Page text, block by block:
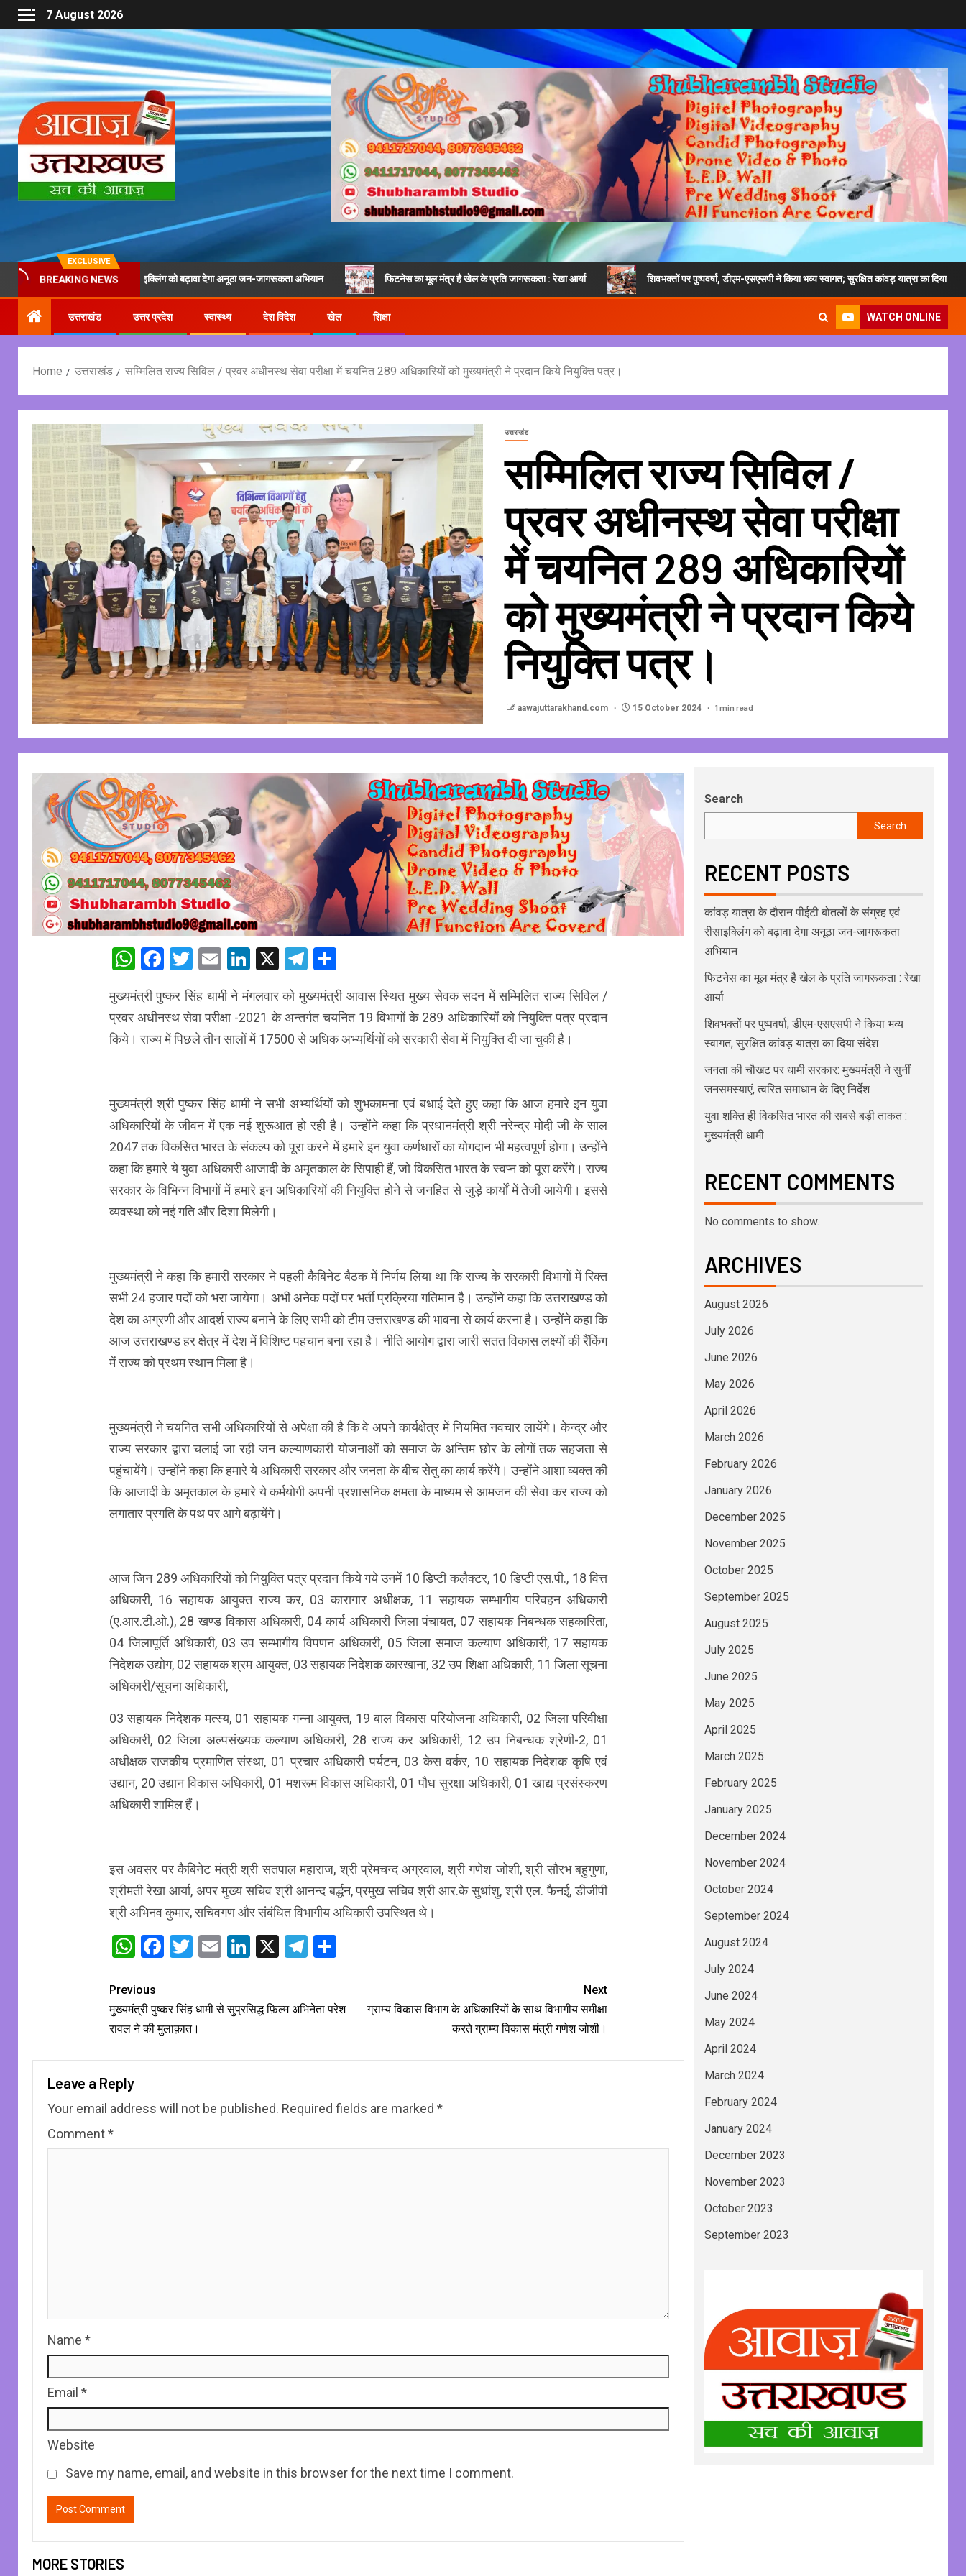
7 August 2026
EXCLUSIVE
BREAKING NEWS
बोतलों के संग्रह एवं रीसाइक्लिंग को बढ़ावा देगा अनूठा जन-जागरूकता अभियान फिटनेस का मूल मंत्र है खेल के प्रति जागरूकता : रेखा आर्या शिवभक्तों पर पुष्पवर्षा, डीएम-एसएसपी ने किया भव्य स्वागत; सुरक्षित कांवड़ यात्रा का दिया संदेश
उत्तराखंड उत्तर प्रदेश स्वास्थ्य देश विदेश खेल शिक्षा WATCH ONLINE
Home उत्तराखंड सम्मिलित राज्य सिविल / प्रवर अधीनस्थ सेवा परीक्षा में चयनित 289 अधिकारियों को मुख्यमंत्री ने प्रदान किये नियुक्ति पत्र।
उत्तराखंड
सम्मिलित राज्य सिविल /
प्रवर अधीनस्थ सेवा परीक्षा
में चयनित 289 अधिकारियों
को मुख्यमंत्री ने प्रदान किये
नियुक्ति पत्र।
aawajuttarakhand.com 15 October 2024 1 min read
WhatsApp
Facebook
Twitter
EmailLinkedIn
X Telegram
Share
मुख्यमंत्री पुष्कर सिंह धामी ने मंगलवार को मुख्यमंत्री आवास स्थित मुख्य सेवक सदन में सम्मिलित राज्य सिविल /
प्रवर अधीनस्थ सेवा परीक्षा -2021 के अन्तर्गत चयनित 19 विभागों के 289 अधिकारियों को नियुक्ति पत्र प्रदान
किये। राज्य में पिछले तीन सालों में 17500 से अधिक अभ्यर्थियों को सरकारी सेवा में नियुक्ति दी जा चुकी है।
मुख्यमंत्री श्री पुष्कर सिंह धामी ने सभी अभ्यर्थियों को शुभकामना एवं बधाई देते हुए कहा कि आज हमारे इन युवा
अधिकारियों के जीवन में एक नई शुरूआत हो रही है। उन्होंने कहा कि प्रधानमंत्री श्री नरेन्द्र मोदी जी के साल
2047 तक विकसित भारत के संकल्प को पूरा करने में हमारे इन युवा कर्णधारों का योगदान भी महत्वपूर्ण होगा। उन्होंने
कहा कि हमारे ये युवा अधिकारी आजादी के अमृतकाल के सिपाही हैं, जो विकसित भारत के स्वप्न को पूरा करेंगे। राज्य
सरकार के विभिन्न विभागों में हमारे इन अधिकारियों की नियुक्ति होने से जनहित से जुड़े कार्यों में तेजी आयेगी। इससे
व्यवस्था को नई गति और दिशा मिलेगी।
मुख्यमंत्री ने कहा कि हमारी सरकार ने पहली कैबिनेट बैठक में निर्णय लिया था कि राज्य के सरकारी विभागों में रिक्त
सभी 24 हजार पदों को भरा जायेगा। अभी अनेक पदों पर भर्ती प्रक्रिया गतिमान है। उन्होंने कहा कि उत्तराखण्ड को
देश का अग्रणी और आदर्श राज्य बनाने के लिए सभी को टीम उत्तराखण्ड की भावना से कार्य करना है। उन्होंने कहा कि
आज उत्तराखण्ड हर क्षेत्र में देश में विशिष्ट पहचान बना रहा है। नीति आयोग द्वारा जारी सतत विकास लक्ष्यों की रैंकिंग
में राज्य को प्रथम स्थान मिला है।
मुख्यमंत्री ने चयनित सभी अधिकारियों से अपेक्षा की है कि वे अपने कार्यक्षेत्र में नियमित नवचार लायेंगे। केन्द्र और
राज्य सरकार द्वारा चलाई जा रही जन कल्याणकारी योजनाओं को समाज के अन्तिम छोर के लोगों तक सहजता से
पहुंचायेंगे। उन्होंने कहा कि हमारे ये अधिकारी सरकार और जनता के बीच सेतु का कार्य करेंगे। उन्होंने आशा व्यक्त की
कि आजादी के अमृतकाल के हमारे ये कर्मयोगी अपनी प्रशासनिक क्षमता के माध्यम से आमजन की सेवा कर राज्य को
लगातार प्रगति के पथ पर आगे बढ़ायेंगे।
आज जिन 289 अधिकारियों को नियुक्ति पत्र प्रदान किये गये उनमेंं 10 डिप्टी कलैक्टर, 10 डिप्टी एस.पी., 18 वित्त
अधिकारी, 16 सहायक आयुक्त राज्य कर, 03 कारागार अधीक्षक, 11 सहायक सम्भागीय परिवहन अधिकारी
(ए.आर.टी.ओ.), 28 खण्ड विकास अधिकारी, 04 कार्य अधिकारी जिला पंचायत, 07 सहायक निबन्धक सहकारिता,
04 जिलापूर्ति अधिकारी, 03 उप सम्भागीय विपणन अधिकारी, 05 जिला समाज कल्याण अधिकारी, 17 सहायक
निदेशक उद्योग, 02 सहायक श्रम आयुक्त, 03 सहायक निदेशक कारखाना, 32 उप शिक्षा अधिकारी, 11 जिला सूचना
अधिकारी/सूचना अधिकारी,
03 सहायक निदेशक मत्स्य, 01 सहायक गन्ना आयुक्त, 19 बाल विकास परियोजना अधिकारी, 02 जिला परिवीक्षा
अधिकारी, 02 जिला अल्पसंख्यक कल्याण अधिकारी, 28 राज्य कर अधिकारी, 12 उप निबन्धक श्रेणी-2, 01
अधीक्षक राजकीय प्रमाणित संस्था, 01 प्रचार अधिकारी पर्यटन, 03 केस वर्कर, 10 सहायक निदेशक कृषि एवं
उद्यान, 20 उद्यान विकास अधिकारी, 01 मशरूम विकास अधिकारी, 01 पौध सुरक्षा अधिकारी, 01 खाद्य प्रसंस्करण
अधिकारी शामिल हैं।
इस अवसर पर कैबिनेट मंत्री श्री सतपाल महाराज, श्री प्रेमचन्द अग्रवाल, श्री गणेश जोशी, श्री सौरभ बहुगुणा,
श्रीमती रेखा आर्या, अपर मुख्य सचिव श्री आनन्द बर्द्धन, प्रमुख सचिव श्री आर.के सुधांशु, श्री एल. फैनई, डीजीपी
श्री अभिनव कुमार, सचिवगण और संबंधित विभागीय अधिकारी उपस्थित थे।
WhatsApp
Facebook
Twitter
EmailLinkedIn
X Telegram
Share
Previous
मुख्यमंत्री पुष्कर सिंह धामी से सुप्रसिद्ध फ़िल्म अभिनेता परेश
रावल ने की मुलाक़ात।
Next
ग्राम्य विकास विभाग के अधिकारियों के साथ विभागीय समीक्षा
करते ग्राम्य विकास मंत्री गणेश जोशी।
Leave a Reply
Your email address will not be published. Required fields are marked *
Comment*
Name *
Email *
Website
Save my name, email, and website in this browser for the next time I comment.
MORE STORIES
Search
Search
RECENT POSTS
कांवड़ यात्रा के दौरान पीईटी बोतलों के संग्रह एवं
रीसाइक्लिंग को बढ़ावा देगा अनूठा जन-जागरूकता
अभियान
फिटनेस का मूल मंत्र है खेल के प्रति जागरूकता : रेखा
आर्या
शिवभक्तों पर पुष्पवर्षा, डीएम-एसएसपी ने किया भव्य
स्वागत; सुरक्षित कांवड़ यात्रा का दिया संदेश
जनता की चौखट पर धामी सरकार: मुख्यमंत्री ने सुनीं
जनसमस्याएं, त्वरित समाधान के दिए निर्देश
युवा शक्ति ही विकसित भारत की सबसे बड़ी ताकत :
मुख्यमंत्री धामी
RECENT COMMENTS
No comments to show.
ARCHIVES
August 2026
July 2026
June 2026
May 2026
April 2026
March 2026
February 2026
January 2026
December 2025
November 2025
October 2025
September 2025
August 2025
July 2025
June 2025
May 2025
April 2025
March 2025
February 2025
January 2025
December 2024
November 2024
October 2024
September 2024
August 2024
July 2024
June 2024
May 2024
April 2024
March 2024
February 2024
January 2024
December 2023
November 2023
October 2023
September 2023